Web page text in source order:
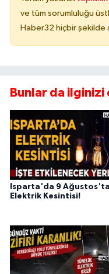
ve tüm sorumluluğu
Haber32 hiçbir şekilde
Bunlar da ilginizi
Isparta'da 9 Ağustos'ta
Elektrik Kesintisi!